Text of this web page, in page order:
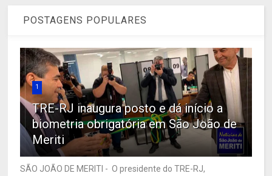
POSTAGENS POPULARES
1
TRE-RJ inaugura posto e dá início a
biometria obrigatória em São João de
Meriti
SÃO JOÃO DE MERITI - O presidente do TRE-RJ,